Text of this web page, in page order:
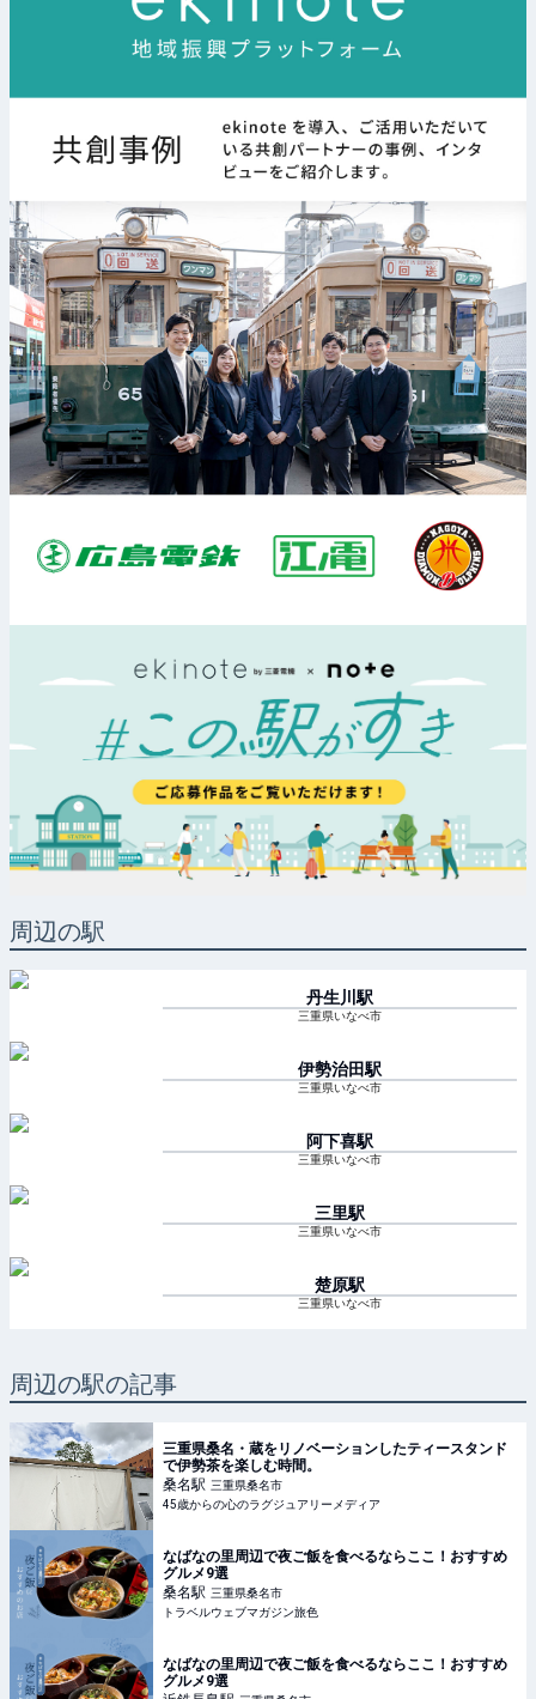
周辺の駅
丹生川 駅
三重県いなべ市
伊勢治田駅
三重県いなべ市
阿下喜駅
三重県いなべ市
三里駅
三重県いなべ市
楚原駅
三重県いなべ市
周辺の駅の記事
三重県桑名・蔵をリノベーションしたティースタンド
で伊勢茶を楽しむ時間。
桑名駅 三重県桑名市
45歳からの心のラグジュアリーメディア
なばなの里周辺で夜ご飯を食べるならここ！おすすめ
グルメ9選
桑名駅 三重県桑名市
トラベルウェブマガジン旅色
なばなの里周辺で夜ご飯を食べるならここ！おすすめ
グルメ9選